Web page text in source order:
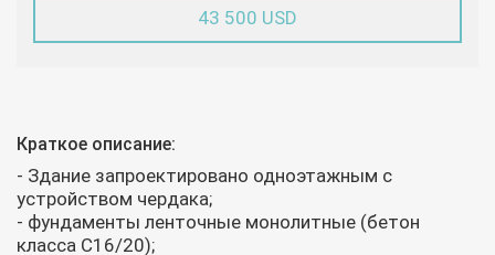
43 500 USD
Краткое описание:
- Здание запроектировано одноэтажным с
устройством чердака;
- фундаменты ленточные монолитные (бетон
класса С16/20);